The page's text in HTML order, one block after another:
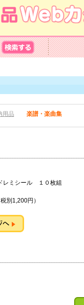
用品 楽譜・楽曲集
るドレミシール １０
別1,200円）